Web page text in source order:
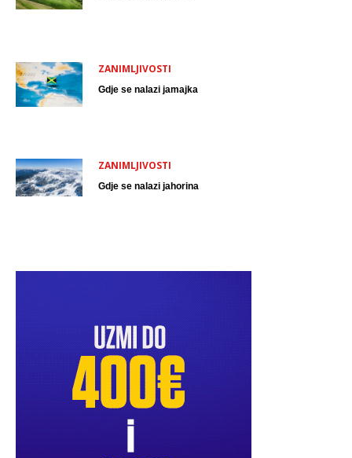
ZANIMLJIVOSTI
Gdje se nalazi jamajka
ZANIMLJIVOSTI
Gdje se nalazi jahorina